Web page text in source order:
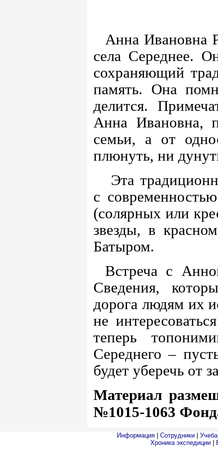
Анна Ивановна
села Середнее.
сохраняющий
память. Она
делится.
Анна Ивановна,
семьи, а от
плюнуть, ни
Эта
с
(солярных или
звезды, в
Батыром.
Встреча с
Сведения,
дорога людям их
не
теперь
Середнего –
будет уберечь от
Материал
№1015-1063
Информация Сотрудники Учеба
Хроника экспедиции|